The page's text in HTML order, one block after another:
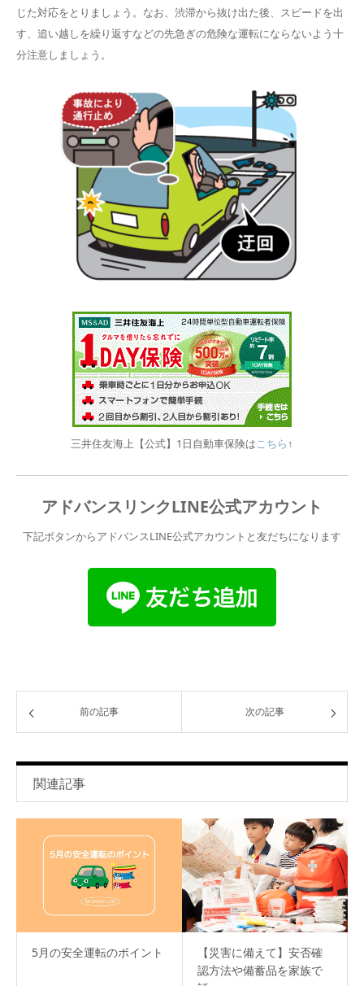
じた対応をとりましょう。なお、渋滞から抜け出た後、スピードを出
す、追い越しを繰り返すなどの先急ぎの危険な運転にならないよう十
分注意しましょう。
三井住友海上【公式】1日自動車保険はこちら ↑
アドバンスリンクLINE公式アカウント
下記ボタンからアドバンスLINE公式アカウントと友だちになります
前の記事 次の記事
関連記事
5月の安全運転のポイント
【災害に備えて】安否確
認方法や備蓄品を家族で